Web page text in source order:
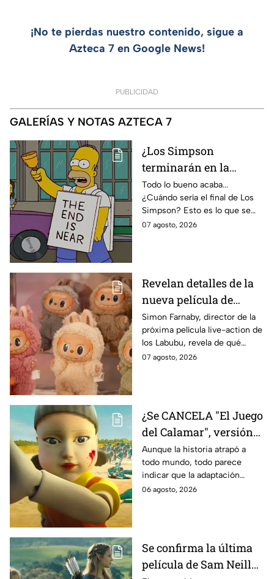
¡No te pierdas nuestro contenido, sigue a
Azteca 7 en Google News!
PUBLICIDAD
GALERÍAS Y NOTAS AZTECA 7
¿Los Simpson
terminarán en la
temporada 40? Actriz
de Bart Simpson da
IMPACTANTE
declaración
Todo lo bueno acaba...
¿Cuándo sería el final de Los
Simpson? Esto es lo que se
sabe:
07 agosto, 2026
Revelan detalles de la
nueva película de
Labubu: de qué tratará
y cuándo se estrena
Simon Farnaby, director de la
próxima película live-action de
los Labubu, revela de qué
tratará la cinta. Aquí te
07 agosto, 2026
¿Se CANCELA "El Juego
del Calamar", versión
Estados Unidos? Esto
es lo que se sabe al
momento
Aunque la historia atrapó a
todo mundo, todo parece
indicar que la adaptación
podría ser cancelada:
06 agosto, 2026
Se confirma la última
película de Sam Neill